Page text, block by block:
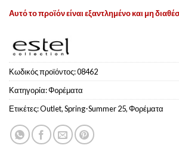
Αυτό το προϊόν είναι εξαντλημένο και μη
Κωδικός προϊόντος:08462
Κατηγορία:Φoρέματα
Ετικέτες:Outlet,Spring-Summer 25,Φορέματα